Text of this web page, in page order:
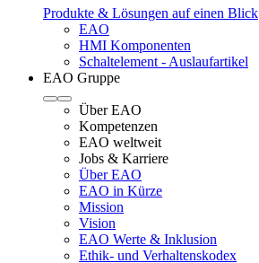
Produkte & Lösungen auf einen Blick
EAO
HMI Komponenten
Schaltelement - Auslaufartikel
EAO Gruppe
Über EAO
Kompetenzen
EAO weltweit
Jobs & Karriere
Über EAO
EAO in Kürze
Mission
Vision
EAO Werte & Inklusion
Ethik- und Verhaltenskodex